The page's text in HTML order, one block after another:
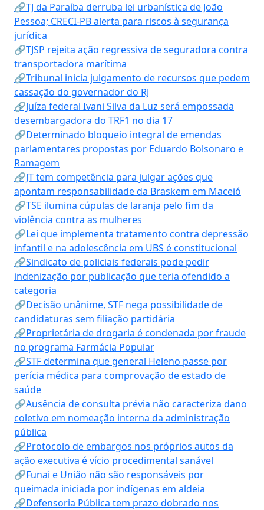
🔗TJ da Paraíba derruba lei urbanística de João
Pessoa; CRECI-PB alerta para riscos à segurança
jurídica
🔗TJSP rejeita ação regressiva de seguradora contra
transportadora marítima
🔗Tribunal inicia julgamento de recursos que pedem
cassação do governador do RJ
🔗Juíza federal Ivani Silva da Luz será empossada
desembargadora do TRF1 no dia 17
🔗Determinado bloqueio integral de emendas
parlamentares propostas por Eduardo Bolsonaro e
Ramagem
🔗JT tem competência para julgar ações que
apontam responsabilidade da Braskem em Maceió
🔗TSE ilumina cúpulas de laranja pelo fim da
violência contra as mulheres
🔗Lei que implementa tratamento contra depressão
infantil e na adolescência em UBS é constitucional
🔗Sindicato de policiais federais pode pedir
indenização por publicação que teria ofendido a
categoria
🔗Decisão unânime, STF nega possibilidade de
candidaturas sem filiação partidária
🔗Proprietária de drogaria é condenada por fraude
no programa Farmácia Popular
🔗STF determina que general Heleno passe por
perícia médica para comprovação de estado de
saúde
🔗Ausência de consulta prévia não caracteriza dano
coletivo em nomeação interna da administração
pública
🔗Protocolo de embargos nos próprios autos da
ação executiva é vício procedimental sanável
🔗Funai e União não são responsáveis por
queimada iniciada por indígenas em aldeia
🔗Defensoria Pública tem prazo dobrado nos